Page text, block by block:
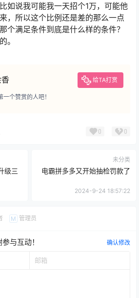
如说我可能我一天招个1万，可能他
，所以这个比例还是差的那么一点
个满足条件到底是什么样的条件？
。
给TA打赏
个赞赏的人吧！
0 0
级三
未分类
电霸拼多多又开始抽检罚款了
2024-9-24 18:57:22
M 管理员
与互动！ 确认修改